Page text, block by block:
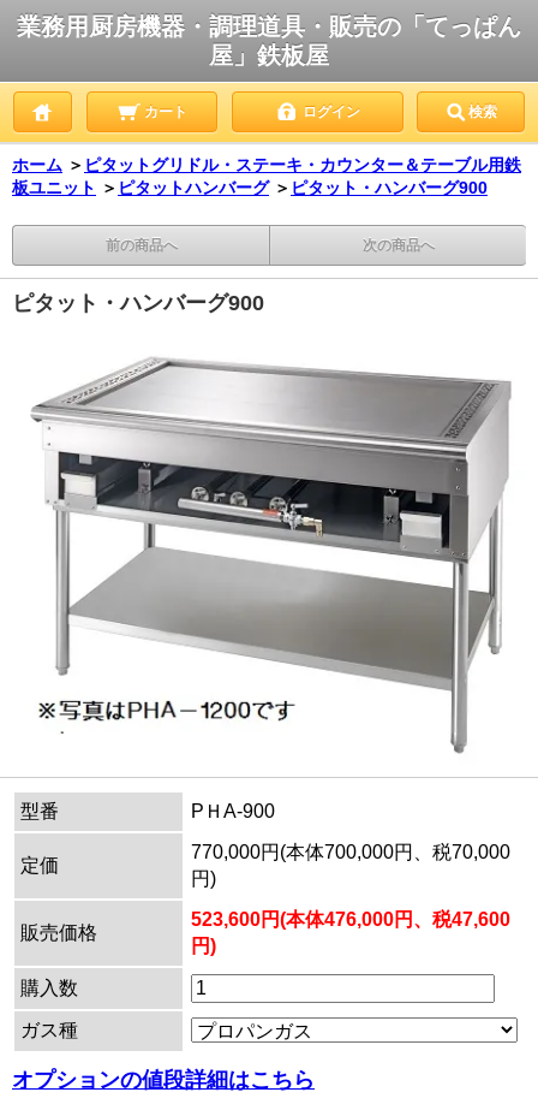
業務用厨房機器・調理道具・販売の「てっぱん
屋」鉄板屋
カート ログイン 検索
ホーム ＞ ピタットグリドル・ステーキ・カウンター＆テーブル用鉄
板ユニット ＞ ピタットハンバーグ ＞ ピタット・ハンバーグ900
前の商品へ 次の商品へ
ピタット・ハンバーグ900
型番 PＨA-900
定価
770,000円(本体700,000円、税70,000
円)
販売価格
523,600円(本体476,000円、税47,600
円)
購入数
ガス種
オプションの値段詳細はこちら